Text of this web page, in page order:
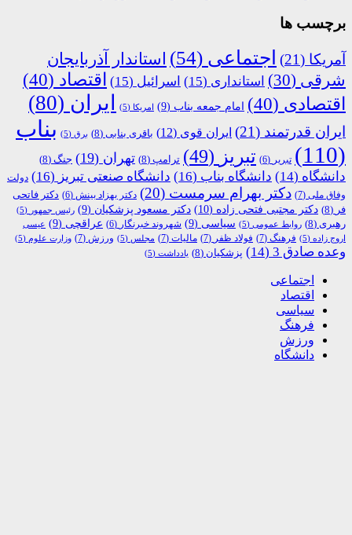
برچسب ها
آمریکا (21) اجتماعی (54)
استاندار آذربایجان
شرقی (30) استانداری (15) اسرائیل (15) اقتصاد (40)
اقتصادی (40) امام جمعه بناب (9) امریکا (5) ایران (80)
ایران قدرتمند (21) ایران قوی (12) باقری بنابی (8) برق (5)
بناب
(110)
تبریر (6) تبریز (49) ترامپ (8) تهران (19) جنگ (8)
دانشگاه (14) دانشگاه بناب (16) دانشگاه صنعتی تبریز (16)
دولت
وفاق ملی (7) دکتر بهرام سرمست (20) دکتر بهزاد بینش (6)
دکتر فاتحی
فر (8) دکتر مجتبی فتحی زاده (10) دکتر مسعود پزشکیان (9) رئیس جمهور (5)
رهبری (8) روابط عمومی (5) سیاسی (9) شهروند خبرنگار (6) عراقچی (9)
عیسی
اروج زاده (5) فرهنگ (7) فولاد ظفر (7) مالیات (7) مجلس (5) ورزش (7) وزارت علوم (5)
وعده صادق 3 (14) پزشکیان (8) یادداشت (5)
اجتماعی
اقتصاد
سیاسی
فرهنگ
ورزش
دانشگاه